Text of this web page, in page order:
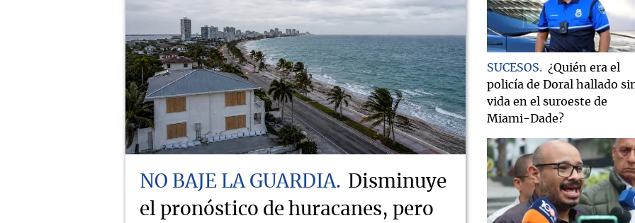
NO BAJE LA GUARDIA
Disminuye
el pronóstico de huracanes, pero
SUCESOS
¿Quién era el
policía de Doral hallado
vida en el suroeste de
Miami-Dade?